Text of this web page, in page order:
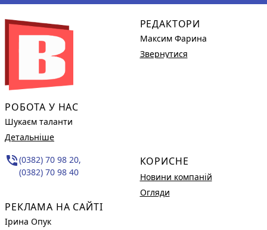
РОБОТА У НАС
Шукаєм таланти
Детальніше
phone_in_talk(0382) 70 98 20,
(0382) 70 98 40
РЕКЛАМА НА САЙТІ
Ірина Опук
РЕДАКТОРИ
Максим Фарина
Звернутися
КОРИСНЕ
Новини компаній
Огляди